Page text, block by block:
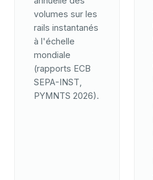
volumes sur les
rails instantanés
à l'échelle
mondiale
(rapports ECB
SEPA-INST,
PYMNTS 2026).